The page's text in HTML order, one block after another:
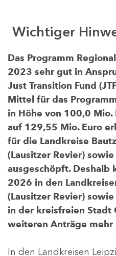
Wichtiger
Das Programm
2023 sehr gut in
Just Transition Fund
Mittel für das
in Höhe von 100,0
auf 129,55 Mio. Euro
für die Landkreise
(Lausitzer Revier)
ausgeschöpft. Deshalb
2026 in den
(Lausitzer Revier)
in der kreisfreien Stadt
weiteren Anträge
In den Landkreisen